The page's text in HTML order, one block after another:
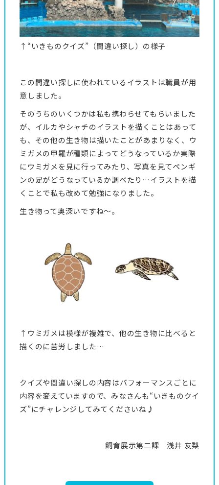
↑“いきものクイズ”（間違い探し）の様子
この間違い探しに使われているイラストは職員が用
意しました。
そのうちのいくつかは私も携わらせてもらいました
が、イルカやシャチのイラストを描くことはあって
も、その他の生き物は描いたことがあまりなく、ウ
ミガメの甲羅が種類によってどうなっているか実際
にウミガメを見に行ってみたり、写真を見てペンギ
ンの足がどうなっているか調べたり…イラストを描
くことで私も改めて勉強になりました。
生き物って奥深いですね～。
↑ウミガメは模様が複雑で、他の生き物に比べると
描くのに苦労しました…
クイズや間違い探しの内容はパフォーマンスごとに
内容を変えていますので、みなさんも“いきものクイ
ズ”にチャレンジしてみてくださいね♪
飼育展示第二課 浅井 友梨